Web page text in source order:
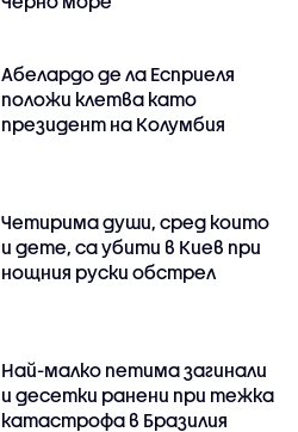
Абелардо де ла Есприеля
положи клетва като
президент на Колумбия
Четирима души, сред които
и дете, са убити в Киев при
нощния руски обстрел
Най-малко петима загинали
и десетки ранени при тежка
катастрофа в Бразилия